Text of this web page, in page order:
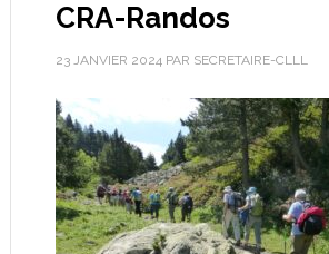
CRA-Randos
23 JANVIER 2024PAR SECRETAIRE-CLLL